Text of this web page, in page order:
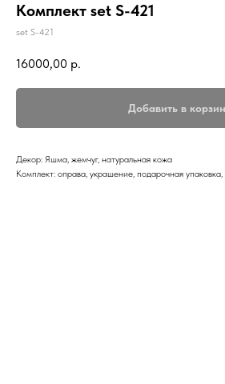
Комплект set S-421
set S-421
16000,00 р.
Добавить в
Декор: Яшма, жемчуг, натуральная кожа
Комплект: оправа, украшение, подарочная